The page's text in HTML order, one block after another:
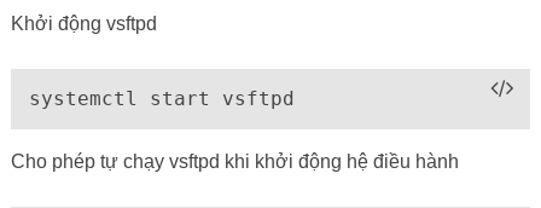
Khởi động vsftpd
systemctl start vsftpd
Cho phép tự chạy vsftpd khi khởi động hệ điều hành